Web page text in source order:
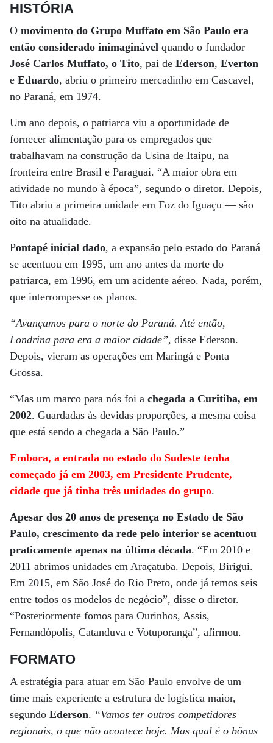
HISTÓRIA
O movimento do Grupo Muffato em São Paulo era
então considerado inimaginável quando o fundador
José Carlos Muffato, o Tito, pai de Ederson, Everton
e Eduardo, abriu o primeiro mercadinho em Cascavel,
no Paraná, em 1974.
Um ano depois, o patriarca viu a oportunidade de
fornecer alimentação para os empregados que
trabalhavam na construção da Usina de Itaipu, na
fronteira entre Brasil e Paraguai. “A maior obra em
atividade no mundo à época”, segundo o diretor. Depois,
Tito abriu a primeira unidade em Foz do Iguaçu — são
oito na atualidade.
Pontapé inicial dado, a expansão pelo estado do Paraná
se acentuou em 1995, um ano antes da morte do
patriarca, em 1996, em um acidente aéreo. Nada, porém,
que interrompesse os planos.
“Avançamos para o norte do Paraná. Até então,
Londrina para era a maior cidade”, disse Ederson.
Depois, vieram as operações em Maringá e Ponta
Grossa.
“Mas um marco para nós foi a chegada a Curitiba, em
2002. Guardadas às devidas proporções, a mesma coisa
que está sendo a chegada a São Paulo.”
Embora, a entrada no estado do Sudeste tenha
começado já em 2003, em Presidente Prudente,
cidade que já tinha três unidades do grupo.
Apesar dos 20 anos de presença no Estado de São
Paulo, crescimento da rede pelo interior se acentuou
praticamente apenas na última década. “Em 2010 e
2011 abrimos unidades em Araçatuba. Depois, Birigui.
Em 2015, em São José do Rio Preto, onde já temos seis
entre todos os modelos de negócio”, disse o diretor.
“Posteriormente fomos para Ourinhos, Assis,
Fernandópolis, Catanduva e Votuporanga”, afirmou.
FORMATO
A estratégia para atuar em São Paulo envolve de um
time mais experiente a estrutura de logística maior,
segundo Ederson. “Vamos ter outros competidores
regionais, o que não acontece hoje. Mas qual é o bônus